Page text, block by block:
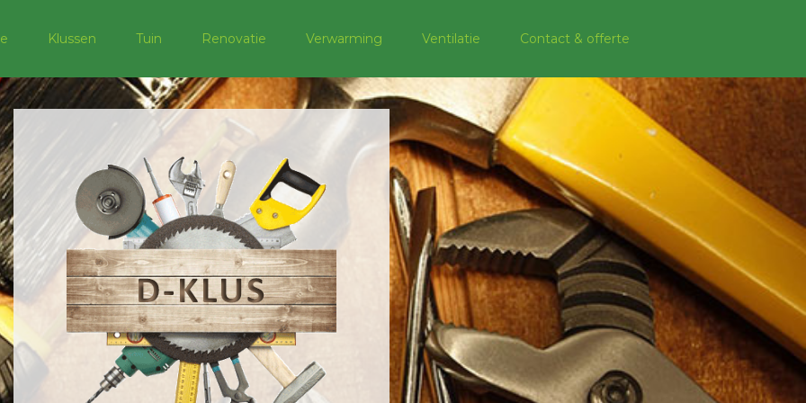
Klussen Tuin Renovatie Verwarming Ventilatie Contact & offerte